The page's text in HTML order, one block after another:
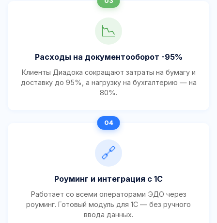
📉
Расходы на документооборот -95%
Клиенты Диадока сокращают затраты на бумагу и
доставку до 95%, а нагрузку на бухгалтерию — на
80%.
🔗
Роуминг и интеграция с 1С
Работает со всеми операторами ЭДО через
роуминг. Готовый модуль для 1С — без ручного
ввода данных.